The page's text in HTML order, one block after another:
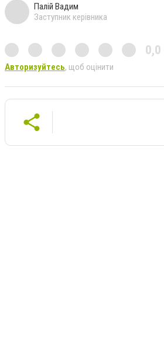
Палій Вадим
Заступник керівника
0,0
Авторизуйтесь, щоб оцінити